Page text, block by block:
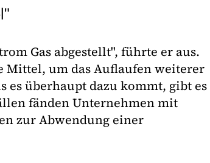
Gas abgestellt", führte er aus.
Mittel, um das Auflaufen weiterer
es überhaupt dazu kommt, gibt es
fänden Unternehmen mit
zur Abwendung einer